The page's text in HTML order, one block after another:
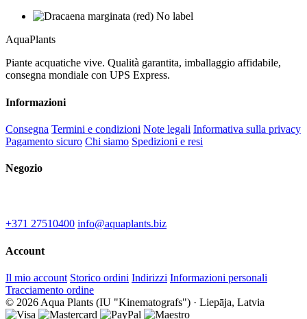
AquaPlants
Piante acquatiche vive. Qualità garantita, imballaggio affidabile,
consegna mondiale con UPS Express.
Informazioni
Consegna Termini e condizioni Note legali Informativa sulla privacy
Pagamento sicuro Chi siamo Spedizioni e resi
Negozio
+371 27510400 info@aquaplants.biz
Account
Il mio account Storico ordini Indirizzi Informazioni personali
Tracciamento ordine
© 2026 Aqua Plants (IU "Kinematografs") · Liepāja, Latvia